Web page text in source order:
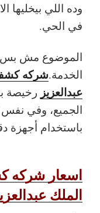
وده اللي بيخليها
في الحي.
الموضوع مش
الخدمة.شركه كشف
عبدالعزيز رخيصة
الجميع، وفي نفس
باستخدام أجهزة
اسعار شركه
الملك